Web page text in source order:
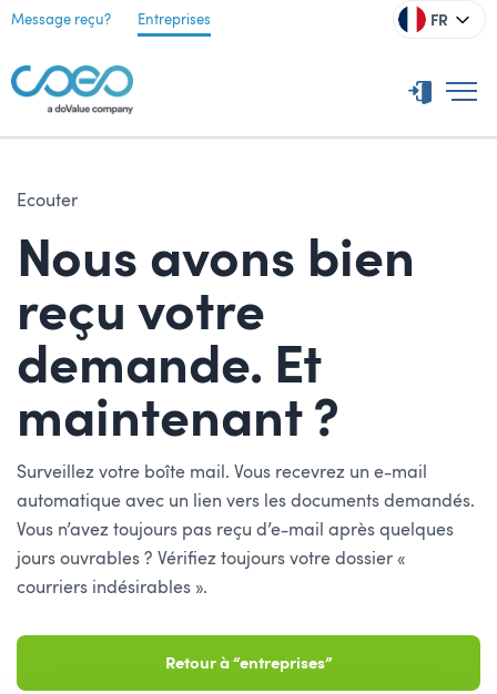
Message reçu? Entreprises FR
Ecouter
Nous avons bien
reçu votre
demande. Et
maintenant ?
Surveillez votre boîte mail. Vous recevrez un e-mail
automatique avec un lien vers les documents demandés.
Vous n’avez toujours pas reçu d’e-mail après quelques
jours ouvrables ? Vérifiez toujours votre dossier «
courriers indésirables ».
Retour à “entreprises”